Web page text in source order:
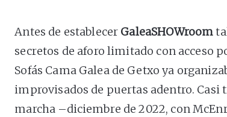
Antes de establecer GaleaSHOWroom
secretos de aforo limitado con acceso
Sofás Cama Galea de Getxo ya
improvisados de puertas adentro. Casi
marcha –diciembre de 2022, con